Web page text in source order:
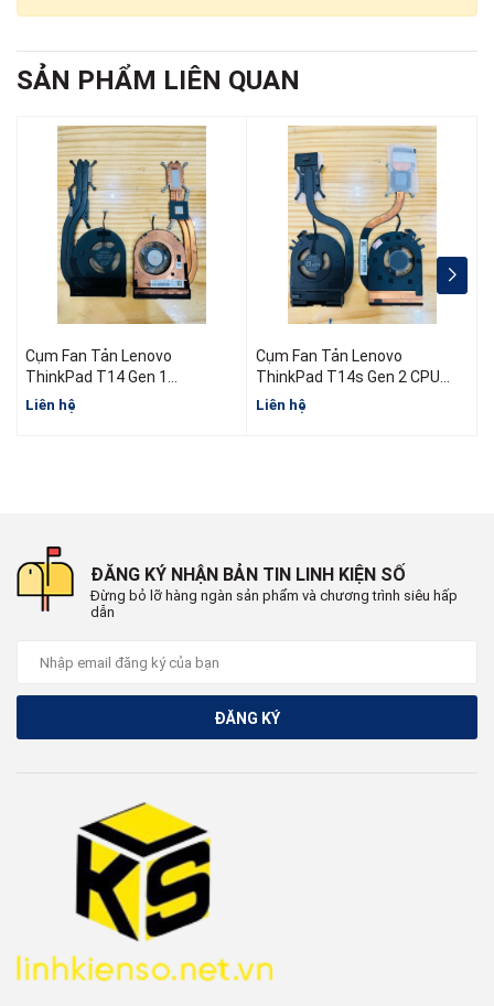
SẢN PHẨM LIÊN QUAN
Cụm Fan Tản Lenovo
ThinkPad T14 Gen 1
5H40W36698 5H40W36699
5H40W36700
Liên hệ
Cụm Fan Tản Lenovo
ThinkPad T14s Gen 2 CPU
AMD
Liên hệ
ĐĂNG KÝ NHẬN BẢN TIN LINH KIỆN SỐ
Đừng bỏ lỡ hàng ngàn sản phẩm và chương trình siêu hấp
dẫn
ĐĂNG KÝ